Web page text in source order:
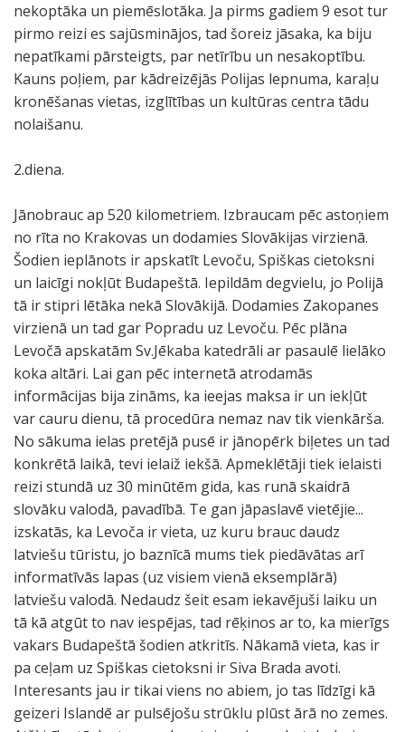
nekoptāka un piemēslotāka. Ja pirms gadiem 9 esot tur
pirmo reizi es sajūsminājos, tad šoreiz jāsaka, ka biju
nepatīkami pārsteigts, par netīrību un nesakoptību.
Kauns poļiem, par kādreizējās Polijas lepnuma, karaļu
kronēšanas vietas, izglītības un kultūras centra tādu
nolaišanu.
2.diena.
Jānobrauc ap 520 kilometriem. Izbraucam pēc astoņiem
no rīta no Krakovas un dodamies Slovākijas virzienā.
Šodien ieplānots ir apskatīt Levoču, Spiškas cietoksni
un laicīgi nokļūt Budapeštā. Iepildām degvielu, jo Polijā
tā ir stipri lētāka nekā Slovākijā. Dodamies Zakopanes
virzienā un tad gar Popradu uz Levoču. Pēc plāna
Levočā apskatām Sv.Jēkaba katedrāli ar pasaulē lielāko
koka altāri. Lai gan pēc internetā atrodamās
informācijas bija zināms, ka ieejas maksa ir un iekļūt
var cauru dienu, tā procedūra nemaz nav tik vienkārša.
No sākuma ielas pretējā pusē ir jānopērk biļetes un tad
konkrētā laikā, tevi ielaiž iekšā. Apmeklētāji tiek ielaisti
reizi stundā uz 30 minūtēm gida, kas runā skaidrā
slovāku valodā, pavadībā. Te gan jāpaslavē vietējie...
izskatās, ka Levoča ir vieta, uz kuru brauc daudz
latviešu tūristu, jo baznīcā mums tiek piedāvātas arī
informatīvās lapas (uz visiem vienā eksemplārā)
latviešu valodā. Nedaudz šeit esam iekavējuši laiku un
tā kā atgūt to nav iespējas, tad rēķinos ar to, ka mierīgs
vakars Budapeštā šodien atkritīs. Nākamā vieta, kas ir
pa ceļam uz Spiškas cietoksni ir Siva Brada avoti.
Interesants jau ir tikai viens no abiem, jo tas līdzīgi kā
geizeri Islandē ar pulsējošu strūklu plūst ārā no zemes.